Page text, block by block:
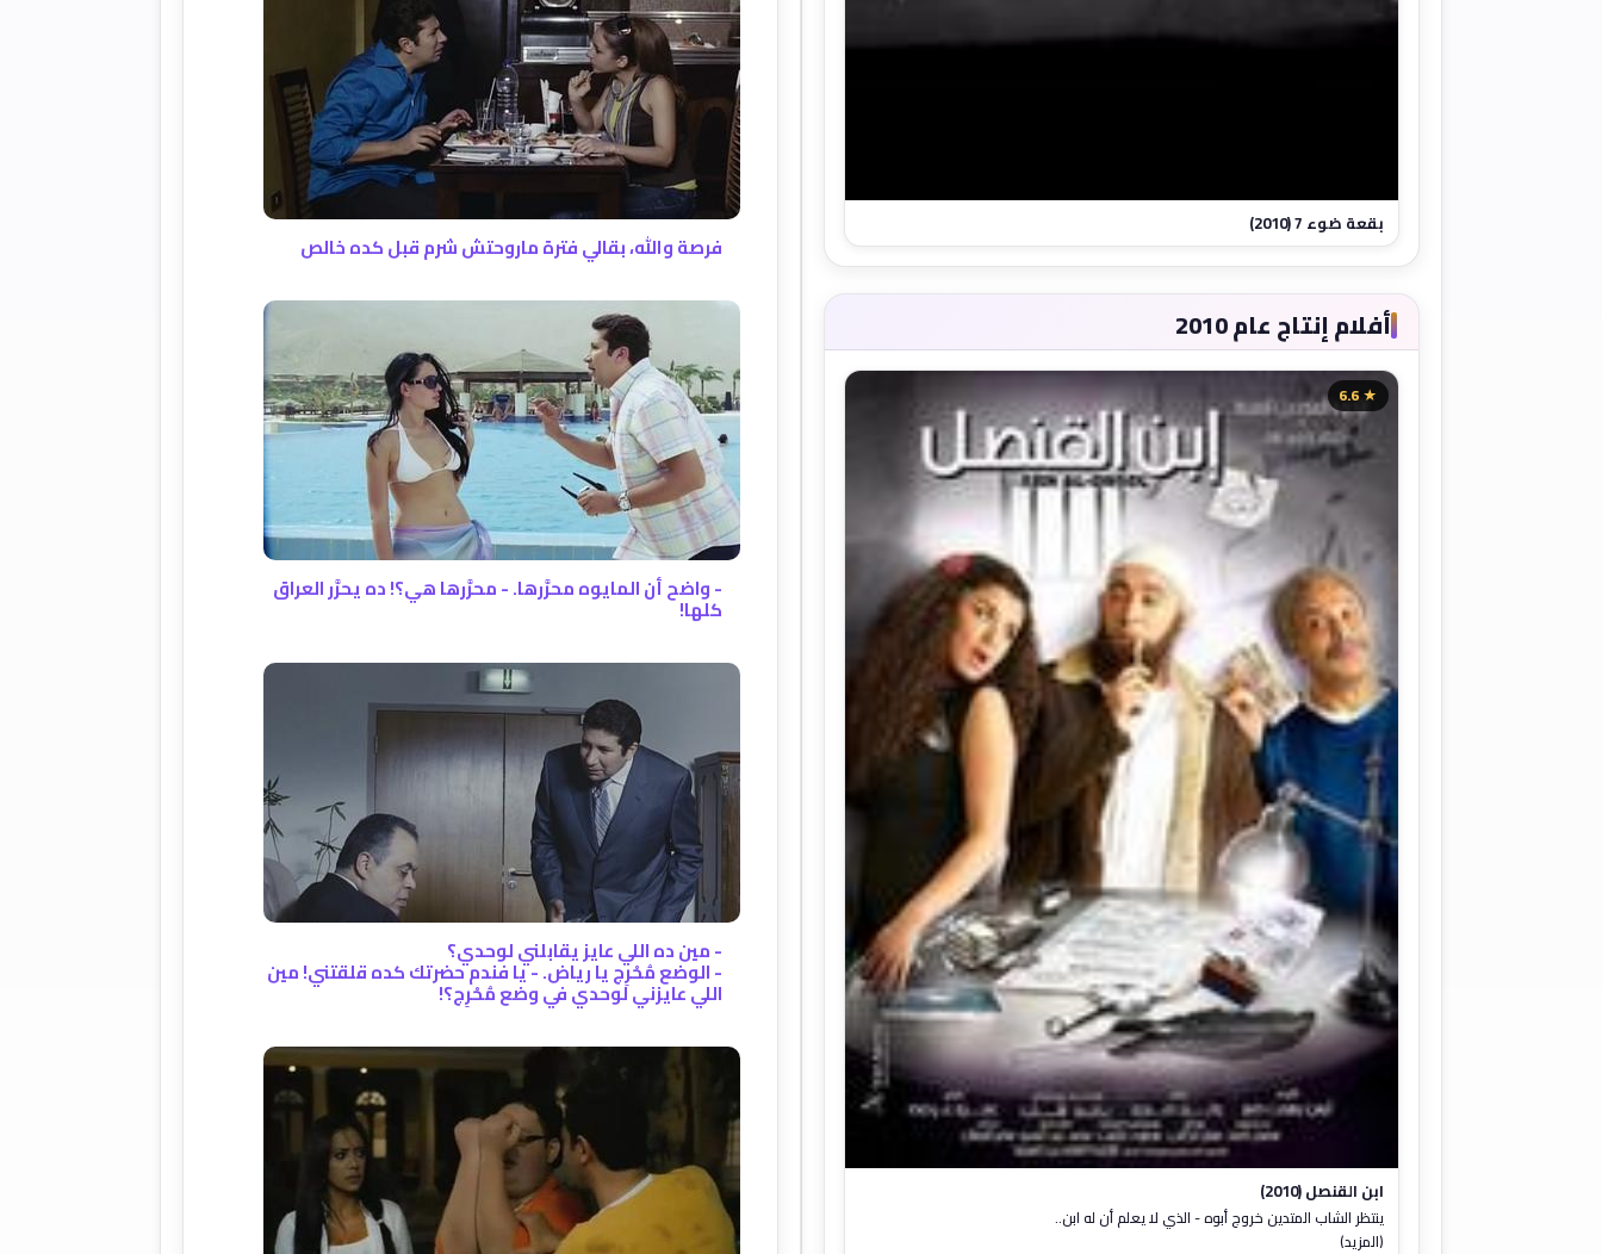
بقعة ضوء 7 (2010)
أفلام إنتاج عام 2010
★ 6.6
ابن القنصل (2010)
ينتظر الشاب المتدين خروج أبوه - الذي لا يعلم أن له ابن..
(المزيد)
فرصة والله، بقالي فترة ماروحتش شرم قبل كده خالص
- واضح أن المايوه محرَّرها. - محرَّرها هي؟! ده يحرَّر العراق
كلها!
- مين ده اللي عايز يقابلني لوحدي؟
- الوضع مُحْرِج يا رياض. - يا فندم حضرتك كده قلقتني! مين
اللي عايزني لوحدي في وضع مُحْرِج؟!